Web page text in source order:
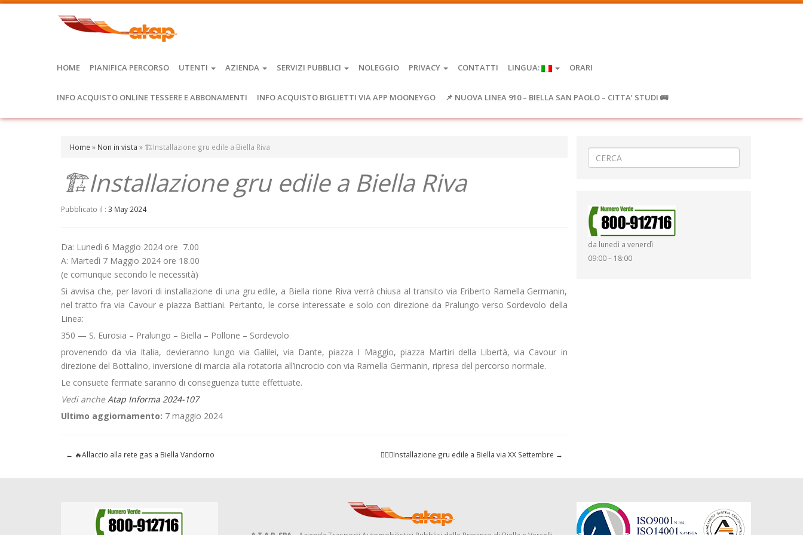
HOME PIANIFICA PERCORSO UTENTI AZIENDA SERVIZI PUBBLICI NOLEGGIO PRIVACY CONTATTI LINGUA: ORARI
INFO ACQUISTO ONLINE TESSERE E ABBONAMENTI INFO ACQUISTO BIGLIETTI VIA APP MOONEYGO 📌 NUOVA LINEA 910 – BIELLA SAN PAOLO – CITTA’ STUDI 🚌
Home » Non in vista » 🏗️Installazione gru edile a Biella Riva
🏗️Installazione gru edile a Biella Riva
Pubblicato il : 3 May 2024
Da: Lunedì 6 Maggio 2024 ore 7.00
A: Martedì 7 Maggio 2024 ore 18.00
(e comunque secondo le necessità)
Si avvisa che, per lavori di installazione di una gru edile, a Biella rione Riva verrà chiusa al transito via Eriberto Ramella Germanin,
nel tratto fra via Cavour e piazza Battiani. Pertanto, le corse interessate e solo con direzione da Pralungo verso Sordevolo della
Linea:
350 — S. Eurosia – Pralungo – Biella – Pollone – Sordevolo
provenendo da via Italia, devieranno lungo via Galilei, via Dante, piazza I Maggio, piazza Martiri della Libertà, via Cavour in
direzione del Bottalino, inversione di marcia alla rotatoria all’incrocio con via Ramella Germanin, ripresa del percorso normale.
Le consuete fermate saranno di conseguenza tutte effettuate.
Vedi ancheAtap Informa 2024-107
Ultimo aggiornamento: 7 maggio 2024
← 🔥Allaccio alla rete gas a Biella Vandorno 👷🏼‍♂️Installazione gru edile a Biella via XX Settembre →
da lunedì a venerdì
09:00 – 18:00